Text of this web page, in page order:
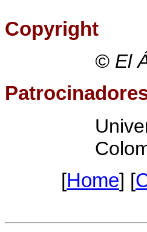
Copyright
© El
[Home] [